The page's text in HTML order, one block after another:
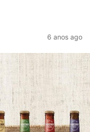
6 anos ago